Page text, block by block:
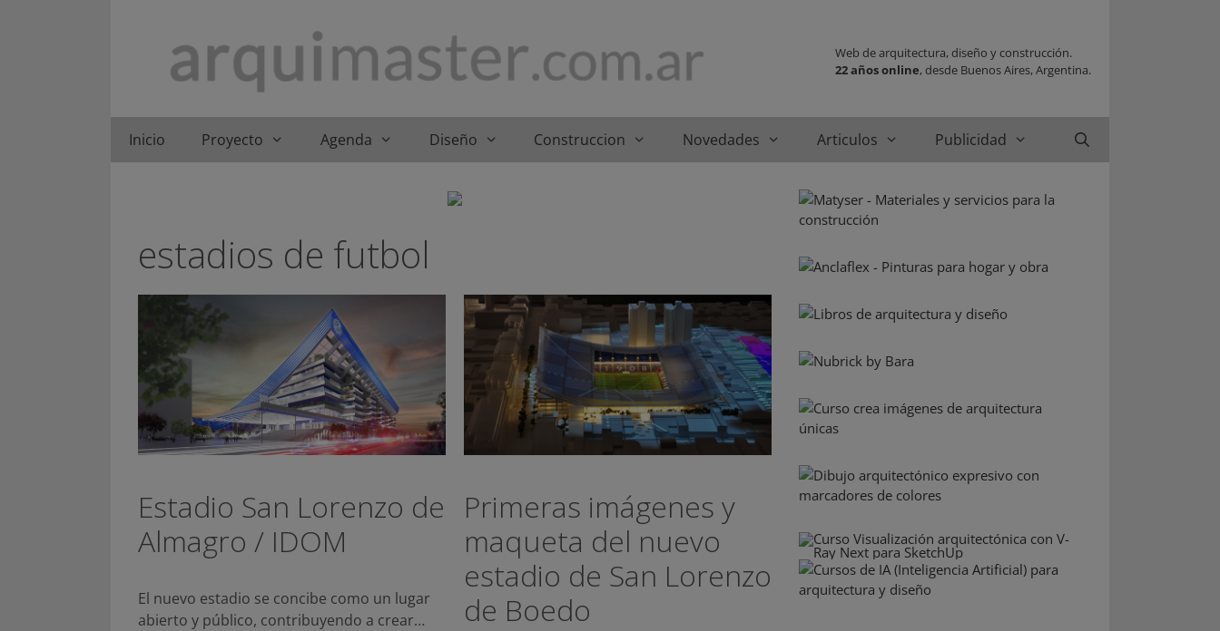
Web de arquitectura, diseño y construcción.
22 años online, desde Buenos Aires, Argentina.
Inicio Proyecto Agenda Diseño Construccion Novedades Articulos Publicidad
estadios de futbol
Estadio San Lorenzo de
Almagro / IDOM
El nuevo estadio se concibe como un lugar
abierto y público, contribuyendo a crear…
Primeras imágenes y
maqueta del nuevo
estadio de San Lorenzo
de Boedo